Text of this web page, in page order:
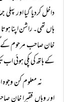
داخل کردیا گیا اور
ہاں تھی۔ راشن اپنا
خان صاحب مرحوم کے
کے ہاتھ کی پکی ہوئی
نہ معلوم کن
اور وہاں فقیرا خان